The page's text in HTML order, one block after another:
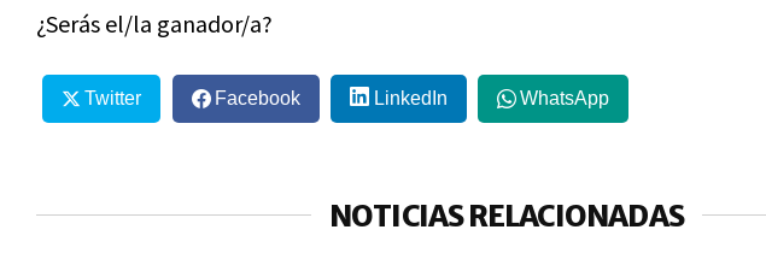
¿Serás el/la ganador/a?
Twitter Facebook LinkedIn WhatsApp
NOTICIAS RELACIONADAS